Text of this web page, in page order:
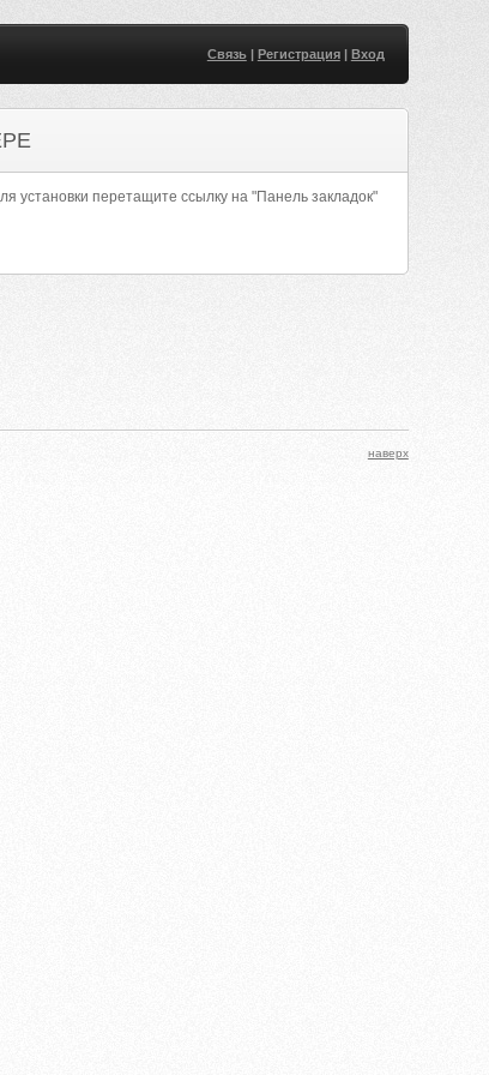
Связь| Регистрация| Вход
установки перетащите ссылку на "Панель закладок"
наверх